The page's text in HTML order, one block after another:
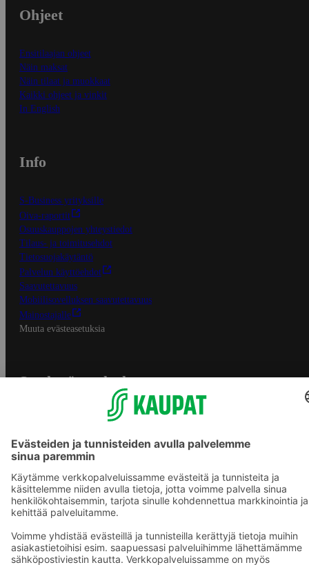
Ohjeet
Ensitilaajan ohjeet
Näin maksat
Näin tilaat ja muokkaat
Kaikki ohjeet ja vinkit
In English
Info
S-Business yrityksille
Oiva-raportit
Osuuskauppojen yhteystiedot
Tilaus- ja toimitusehdot
Tietosuojakäytäntö
Palvelun käyttöehdot
Saavutettavuus
Mobiilisovelluksen saavutettavuus
Mainostajalle
Muuta evästeasetuksia
S-ryhmän palvelut
Yhteishyvä Ruoka -sovellus
Prisma.fi
Sokos.fi
S-Pankki
Sokos Hotels
Raflaamo